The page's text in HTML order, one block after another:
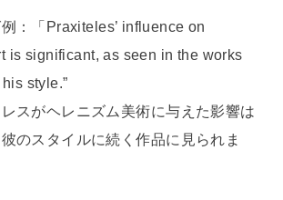
：「Praxiteles’ influence on
is significant, as seen in the works
style.”
レスがヘレニズム美術に与えた影響は
のスタイルに続く作品に見られま